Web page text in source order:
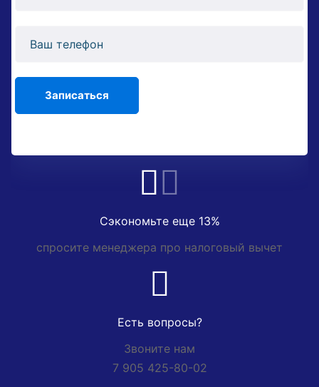
Сэкономьте еще 13%
спросите менеджера про налоговый вычет
Есть вопросы?
Звоните нам
7 905 425-80-02